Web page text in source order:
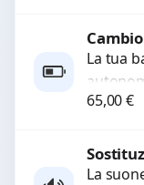
La tua
lenta o
65,00€
La